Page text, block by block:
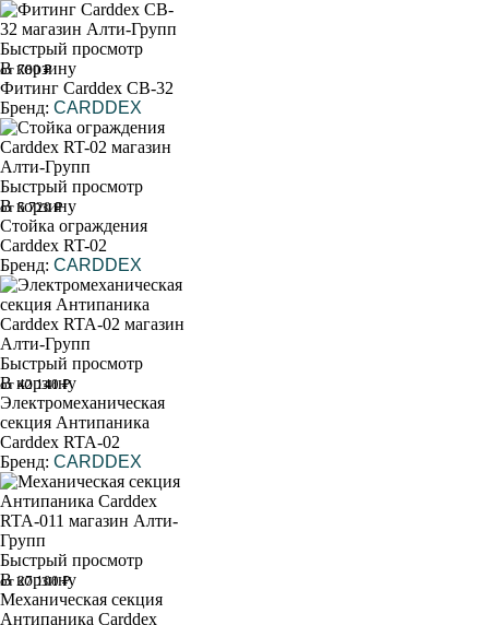
Быстрый просмотр
В корзину
от 780 ₽
Фитинг Carddex CB-32
Бренд: CARDDEX
Быстрый просмотр
В корзину
от 5 720 ₽
Стойка ограждения
Carddex RT-02
Бренд: CARDDEX
Быстрый просмотр
В корзину
от 42 140 ₽
Электромеханическая
секция Антипаника
Carddex RTA-02
Бренд: CARDDEX
Быстрый просмотр
В корзину
от 27 100 ₽
Механическая секция
Антипаника Carddex